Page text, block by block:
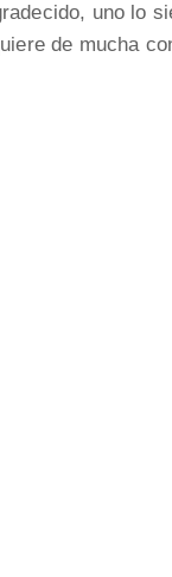
uno lo
de mucha